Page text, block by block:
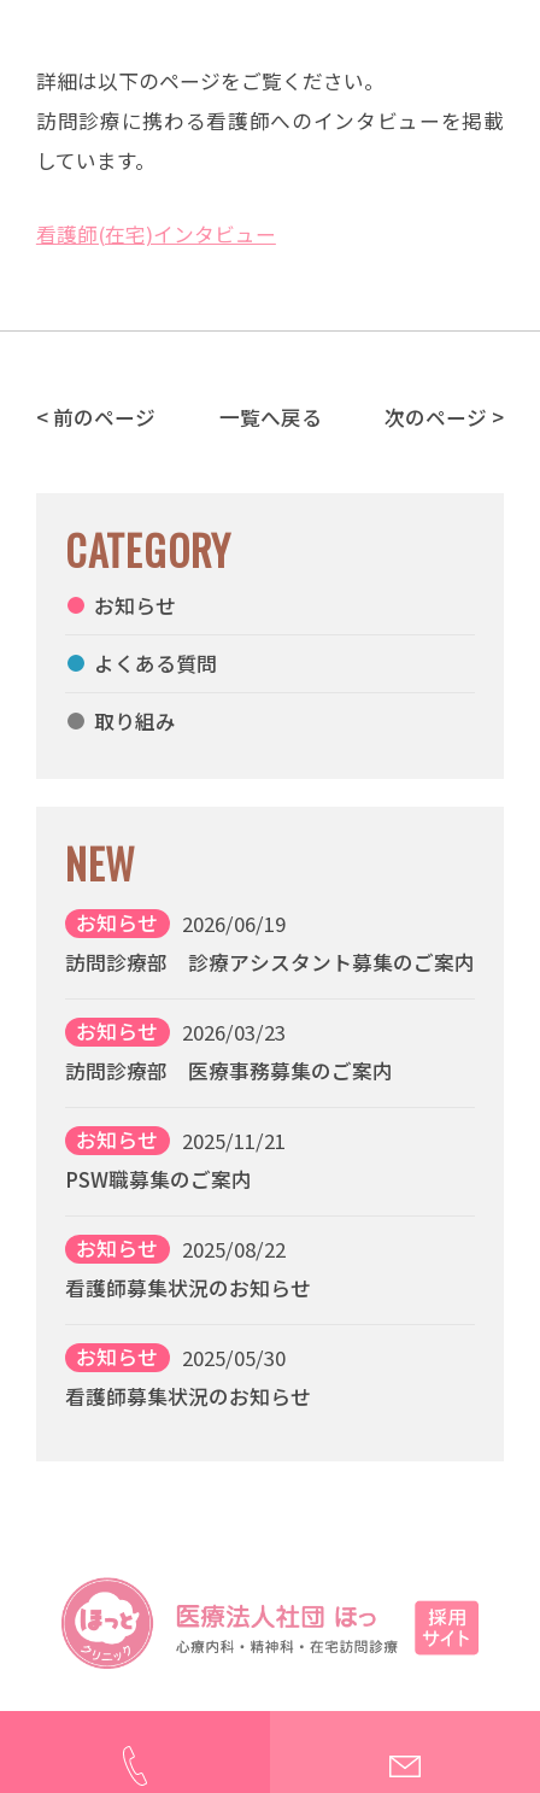
詳細は以下のページをご覧ください。
訪問診療に携わる看護師へのインタビューを掲載
しています。
看護師(在宅)インタビュー
< 前のページ 一覧へ戻る 次のページ >
CATEGORY
お知らせ
よくある質問
取り組み
NEW
お知らせ
2026/06/19
訪問診療部 診療アシスタント募集のご案内
お知らせ
2026/03/23
訪問診療部 医療事務募集のご案内
お知らせ
2025/11/21
PSW職募集のご案内
お知らせ
2025/08/22
看護師募集状況のお知らせ
お知らせ
2025/05/30
看護師募集状況のお知らせ